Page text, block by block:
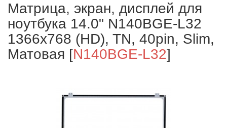
Матрица, экран, дисплей для
ноутбука 14.0" N140BGE-L32
1366x768 (HD), TN, 40pin, Slim,
Матовая [N140BGE-L32]